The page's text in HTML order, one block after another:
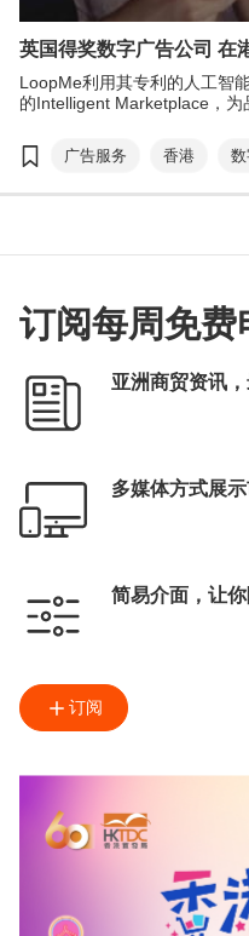
英国得奖数字广告公司 在
LoopMe利用其专利的人工智
的Intelligent Marketplace，为
广告服务 香港
流动应用程式
数字
订阅每周免费
亚洲商贸资讯
多媒体方式展
简易介面，让
订阅